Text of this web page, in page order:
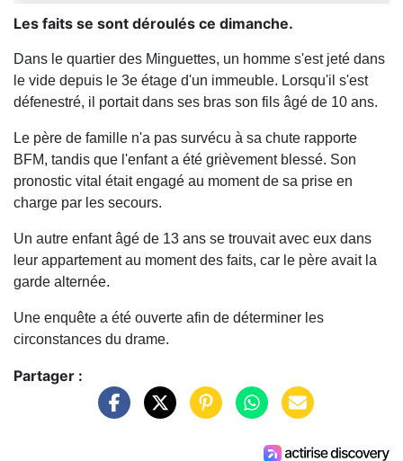
Les faits se sont déroulés ce dimanche.
Dans le quartier des Minguettes, un homme s'est jeté dans
le vide depuis le 3e étage d'un immeuble. Lorsqu'il s'est
défenestré, il portait dans ses bras son fils âgé de 10 ans.
Le père de famille n'a pas survécu à sa chute rapporte
BFM, tandis que l'enfant a été grièvement blessé. Son
pronostic vital était engagé au moment de sa prise en
charge par les secours.
Un autre enfant âgé de 13 ans se trouvait avec eux dans
leur appartement au moment des faits, car le père avait la
garde alternée.
Une enquête a été ouverte afin de déterminer les
circonstances du drame.
Partager :